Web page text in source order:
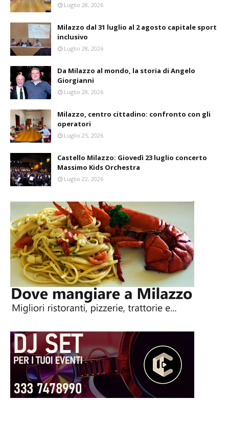
Luglio 28, 2026
Milazzo dal 31 luglio al 2 agosto capitale sport
inclusivo
Luglio 28, 2026
Da Milazzo al mondo, la storia di Angelo
Giorgianni
Luglio 28, 2026
Milazzo, centro cittadino: confronto con gli
operatori
Luglio 25, 2026
Castello Milazzo: Giovedì 23 luglio concerto
Massimo Kids Orchestra
Luglio 22, 2026